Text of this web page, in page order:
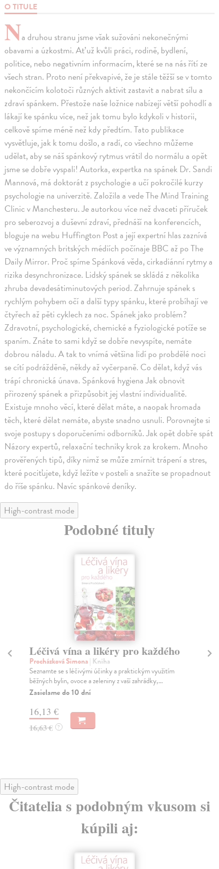
O TITULE
Na druhou stranu jsme však sužováni nekonečnými
obavami a úzkostmi. Ať už kvůli práci, rodině, bydlení,
politice, nebo negativním informacím, které se na nás řítí ze
všech stran. Proto není překvapivé, že je stále těžší se v tomto
nekončícím kolotoči různých aktivit zastavit a nabrat sílu a
zdraví spánkem. Přestože naše ložnice nabízejí větší pohodlí a
lákají ke spánku více, než jak tomu bylo kdykoli v historii,
celkově spíme méně než kdy předtím. Tato publikace
vysvětluje, jak k tomu došlo, a radí, co všechno můžeme
udělat, aby se náš spánkový rytmus vrátil do normálu a opět
jsme se dobře vyspali! Autorka, expertka na spánek Dr. Sandi
Mannová, má doktorát z psychologie a učí pokročilé kurzy
psychologie na univerzitě. Založila a vede The Mind Training
Clinic v Manchesteru. Je autorkou více než dvaceti příruček
pro seberozvoj a duševní zdraví, přednáší na konferencích,
bloguje na webu Huffington Post a její expertní hlas zaznívá
ve významných britských médiích počínaje BBC až po The
Daily Mirror. Proč spíme Spánková věda, cirkadiánní rytmy a
rizika desynchronizace. Lidský spánek se skládá z několika
zhruba devadesátiminutových period. Zahrnuje spánek s
rychlým pohybem očí a další typy spánku, které probíhají ve
čtyřech až pěti cyklech za noc. Spánek jako problém?
Zdravotní, psychologické, chemické a fyziologické potíže se
spaním. Znáte to sami když se dobře nevyspíte, nemáte
dobrou náladu. A tak to vnímá většina lidí po probdělé noci
se cítí podrážděně, někdy až vyčerpaně. Co dělat, když vás
trápí chronická únava. Spánková hygiena Jak obnovit
přirozený spánek a přizpůsobit jej vlastní individualitě.
Existuje mnoho věcí, které dělat máte, a naopak hromada
těch, které dělat nemáte, abyste snadno usnuli. Porovnejte si
svoje postupy s doporučeními odborníků. Jak opět dobře spát
Názory expertů, relaxační techniky krok za krokem. Mnoho
prověřených tipů, díky nimž se může zmírnit trápení a stres,
které pociťujete, když ležíte v posteli a snažíte se propadnout
do říše spánku. Navíc spánkové deníky.
High-contrast mode
Podobné tituly
Léčivá vína a likéry pro každého
Procházková Simona| Kniha
Seznamte se s léčivými účinky a praktickým využitím
běžných bylin, ovoce a zeleniny z vaší zahrádky,...
Zasielame do 10 dní
16,13 €
16,63 € ?
High-contrast mode
Čitatelia s podobným vkusom si
kúpili aj: